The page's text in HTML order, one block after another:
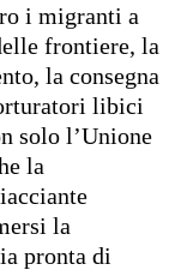
i migranti a
frontiere, la
la consegna
libici
solo l’Unione
la
la
pronta di